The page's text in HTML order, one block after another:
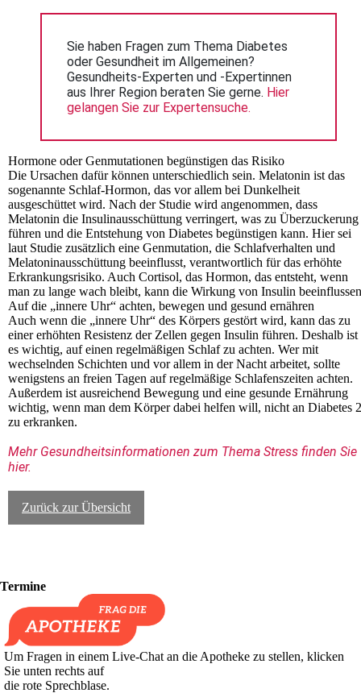
Zurück zur Übersicht
Sie haben Fragen zum Thema Diabetes
oder Gesundheit im Allgemeinen?
Gesundheits-Experten und -Expertinnen
aus Ihrer Region beraten Sie gerne. Hier
gelangen Sie zur Expertensuche.
Hormone oder Genmutationen begünstigen das Risiko
Die Ursachen dafür können unterschiedlich sein. Melatonin ist das
sogenannte Schlaf-Hormon, das vor allem bei Dunkelheit
ausgeschüttet wird. Nach der Studie wird angenommen, dass
Melatonin die Insulinausschüttung verringert, was zu Überzuckerung
führen und die Entstehung von Diabetes begünstigen kann. Hier sei
laut Studie zusätzlich eine Genmutation, die Schlafverhalten und
Melatoninausschüttung beeinflusst, verantwortlich für das erhöhte
Erkrankungsrisiko. Auch Cortisol, das Hormon, das entsteht, wenn
man zu lange wach bleibt, kann die Wirkung von Insulin
Auf die „innere Uhr“ achten, bewegen und gesund ernähren
Auch wenn die „innere Uhr“ des Körpers gestört wird, kann das zu
einer erhöhten Resistenz der Zellen gegen Insulin führen. Deshalb ist
es wichtig, auf einen regelmäßigen Schlaf zu achten. Wer mit
wechselnden Schichten und vor allem in der Nacht arbeitet, sollte
wenigstens an freien Tagen auf regelmäßige Schlafenszeiten achten.
Außerdem ist ausreichend Bewegung und eine gesunde Ernährung
wichtig, wenn man dem Körper dabei helfen will, nicht an Diabetes 2
zu erkranken.
Mehr Gesundheitsinformationen zum Thema Stress finden Sie
hier.
Termine
Um Fragen in einem Live-Chat an die Apotheke zu stellen, klicken
Sie unten rechts auf
die rote Sprechblase.